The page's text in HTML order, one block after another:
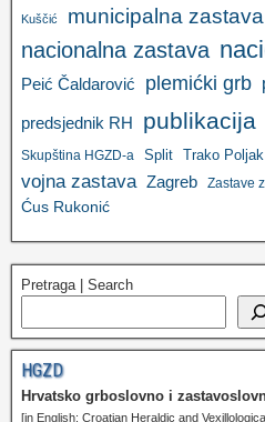
Kuščić municipalna zastava
nacionalna zastava
Peić Čaldarović plemićki grb
predsjednik RH publikacija
Skupština HGZD-a Split Trako Poljak
vojna zastava Zagreb Zastave
Ćus Rukonić
Pretraga | Search
HGZD
Hrvatsko grboslovno i
[in English: Croatian Heraldic and